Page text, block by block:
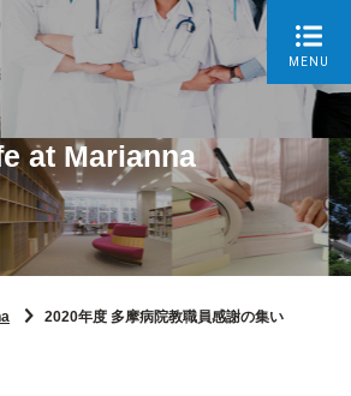
MENU
at Marianna
2020年度 多摩病院教職員感謝の集い